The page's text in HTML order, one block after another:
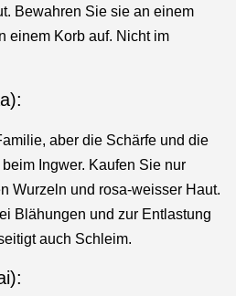
Bewahren Sie sie an einem
einem Korb auf. Nicht im
aber die Schärfe und die
Ingwer. Kaufen Sie nur
Wurzeln und rosa-weisser Haut.
Blähungen und zur Entlastung
auch Schleim.